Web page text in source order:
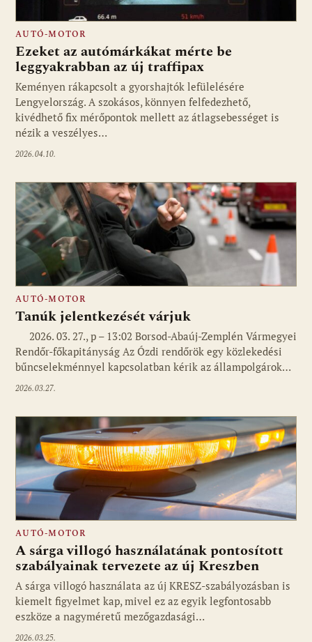
AUTÓ-MOTOR
Ezeket az autómárkákat mérte be
leggyakrabban az új traffipax
Keményen rákapcsolt a gyorshajtók lefülelésére
Lengyelország. A szokásos, könnyen felfedezhető,
kivédhető fix mérőpontok mellett az átlagsebességet is
nézik a veszélyes…
2026.04.10.
AUTÓ-MOTOR
Tanúk jelentkezését várjuk
2026. 03. 27., p – 13:02 Borsod-Abaúj-Zemplén Vármegyei
Rendőr-főkapitányság Az Ózdi rendőrök egy közlekedési
bűncselekménnyel kapcsolatban kérik az állampolgárok…
2026.03.27.
AUTÓ-MOTOR
A sárga villogó használatának pontosított
szabályainak tervezete az új Kreszben
A sárga villogó használata az új KRESZ-szabályozásban is
kiemelt figyelmet kap, mivel ez az egyik legfontosabb
eszköze a nagyméretű mezőgazdasági…
2026.03.25.